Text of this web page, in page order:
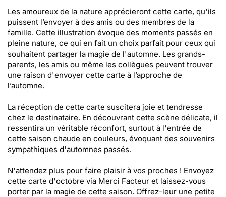
Les amoureux de la nature apprécieront cette carte, qu'ils
puissent l’envoyer à des amis ou des membres de la
famille. Cette illustration évoque des moments passés en
pleine nature, ce qui en fait un choix parfait pour ceux qui
souhaitent partager la magie de l'automne. Les grands-
parents, les amis ou même les collègues peuvent trouver
une raison d'envoyer cette carte à l’approche de
l’automne.
La réception de cette carte suscitera joie et tendresse
chez le destinataire. En découvrant cette scène délicate, il
ressentira un véritable réconfort, surtout à l'entrée de
cette saison chaude en couleurs, évoquant des souvenirs
sympathiques d'automnes passés.
N'attendez plus pour faire plaisir à vos proches ! Envoyez
cette carte d'octobre via Merci Facteur et laissez-vous
porter par la magie de cette saison. Offrez-leur une petite